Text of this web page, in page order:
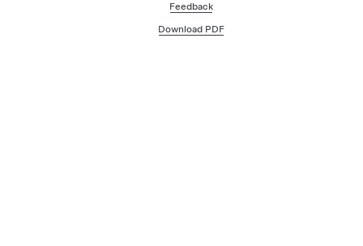
Feedback
Download PDF